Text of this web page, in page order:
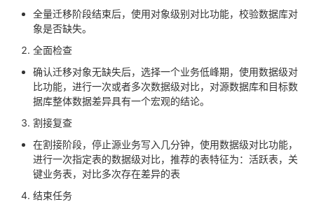
DRS实时状态监控
剩余时间评估：持续的评估，辅助用户从容做好迁移计划
同步时延：宏观把握数据同步的实时性
DRS迁移对比
对象级对比
宏观对比对象是否缺失：数据库、表、视图、存储过程、触发
过程、触发器等
数据级对比
详细校对数据，不同细度：行数对比，内容对比